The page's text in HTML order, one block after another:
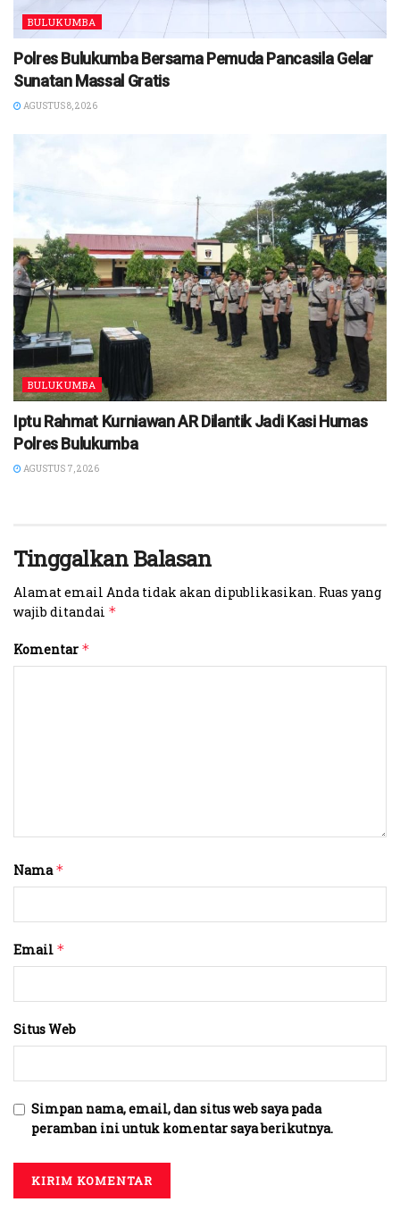
BULUKUMBA
Polres Bulukumba Bersama Pemuda Pancasila Gelar
Sunatan Massal Gratis
AGUSTUS 8, 2026
BULUKUMBA
Iptu Rahmat Kurniawan AR Dilantik Jadi Kasi Humas
Polres Bulukumba
AGUSTUS 7, 2026
Tinggalkan Balasan
Alamat email Anda tidak akan dipublikasikan. Ruas yang
wajib ditandai *
Komentar *
Nama*
Email *
Situs Web
Simpan nama, email, dan situs web saya pada
peramban ini untuk komentar saya berikutnya.